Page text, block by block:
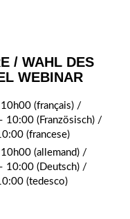
/ WAHL DES
WEBINAR
(français) /
10:00 (Französisch) /
(francese)
(allemand) /
10:00 (Deutsch) /
(tedesco)